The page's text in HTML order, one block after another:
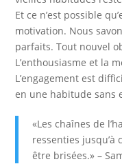
Et ce n’est possible
motivation. Nous
parfaits. Tout nouvel
L’enthousiasme et la
L’engagement est
en une habitude sans
«Les chaînes de
ressenties jusqu’à
être brisées.» –